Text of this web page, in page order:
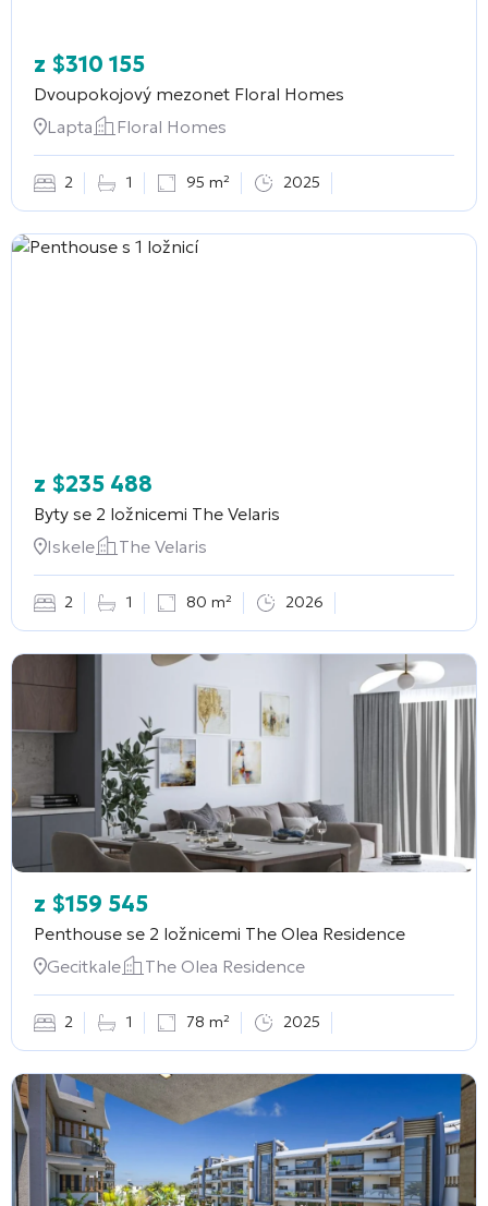
z $310 155
Dvoupokojový mezonet Floral Homes
Lapta
Floral Homes
2 1 95 m² 2025
z $235 488
Byty se 2 ložnicemi The Velaris
Iskele
The Velaris
2 1 80 m² 2026
z $159 545
Penthouse se 2 ložnicemi The Olea Residence
Gecitkale
The Olea Residence
2 1 78 m² 2025